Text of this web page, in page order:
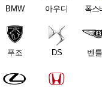
BMW 아우디 폭스
푸조 DS 벤